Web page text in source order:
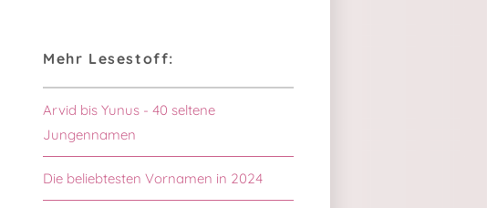
Mehr Lesestoff:
Arvid bis Yunus - 40 seltene
Jungennamen
Die beliebtesten Vornamen in 2024